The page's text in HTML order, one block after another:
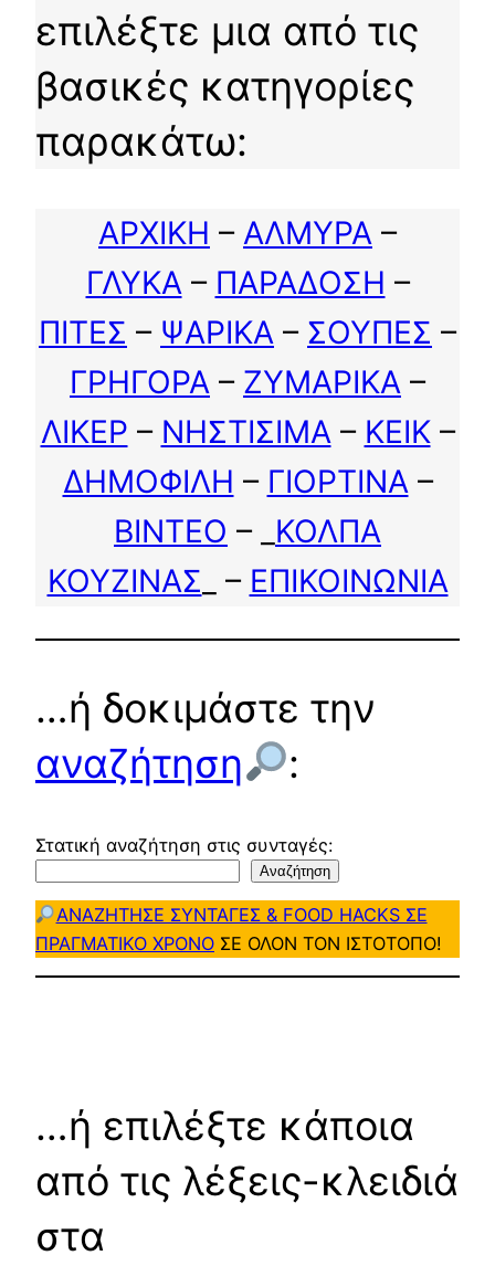
επιλέξτε μια από τις
βασικές κατηγορίες
παρακάτω:
ΑΡΧΙΚΗ – ΑΛΜΥΡΑ –
ΓΛΥΚΑ– ΠΑΡΑΔΟΣΗ –
ΠΙΤΕΣ – ΨΑΡΙΚΑ – ΣΟΥΠΕΣ –
ΓΡΗΓΟΡΑ – ΖΥΜΑΡΙΚΑ –
ΛΙΚΕΡ – ΝΗΣΤΙΣΙΜΑ– ΚΕΙΚ–
ΔΗΜΟΦΙΛΗ – ΓΙΟΡΤΙΝΑ–
ΒΙΝΤΕΟ – _ ΚΟΛΠΑ
ΚΟΥΖΙΝΑΣ _ – ΕΠΙΚΟΙΝΩΝΙΑ
…ή δοκιμάστε την
αναζήτηση
:
Στατική αναζήτηση στις συνταγές:
Αναζήτηση
ΑΝΑΖΗΤΗΣΕ ΣΥΝΤΑΓΕΣ & FOOD HACKS ΣΕ
ΠΡΑΓΜΑΤΙΚΟ ΧΡΟΝΟ ΣΕ ΟΛΟΝ ΤΟΝ ΙΣΤΟΤΟΠΟ!
…ή επιλέξτε κάποια
από τις λέξεις-κλειδιά
στα